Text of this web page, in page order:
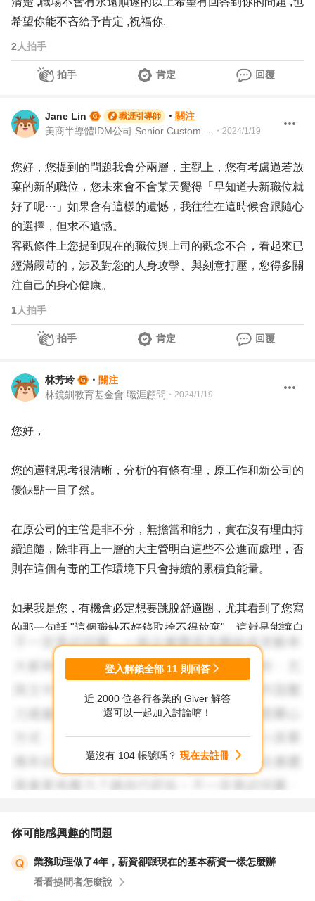
希望你能不吝給予肯定 ,祝福你.
2 人拍手
拍手 肯定 回覆
Jane Lin 職涯引導師 ・ 關注
・ 2024/1/19
您好，您提到的問題我會分兩層，主觀上，您有考慮過若放
棄的新的職位，您未來會不會某天覺得「早知道去新職位就
好了呢⋯」如果會有這樣的遺憾，我往往在這時候會跟隨心
的選擇，但求不遺憾。
客觀條件上您提到現在的職位與上司的觀念不合，看起來已
經滿嚴苛的，涉及對您的人身攻擊、與刻意打壓，您得多關
注自己的身心健康。
1 人拍手
拍手 肯定 回覆
林芳玲 ・ 關注
林鏡釧教育基金會 職涯顧問 ・ 2024/1/19
您好，
您的邏輯思考很清晰，分析的有條有理，原工作和新公司的
優缺點一目了然。
在原公司的主管是非不分，無擔當和能力，實在沒有理由持
續追隨，除非再上一層的大主管明白這些不公進而處理，否
則在這個有毒的工作環境下只會持續的累積負能量。
如果我是您，有機會必定想要跳脫舒適圈，尤其看到了您寫
的那一句話 "這個職缺不好錄取捨不得放棄"，這就是能讓自
己有轉變的動力。
年齡不是問題! 況且您還不到40，在我來看都還年輕而且前
途大好，應該更趁此人生日正當中的時候再捲起袖子好好拚
登入解鎖全部 11 則回答
近 2000 位各行各業的 Giver 解答
還可以一起加入討論唷！
還沒有 104 帳號嗎？ 現在去註冊
你可能感興趣的問題
業務助理做了4年，薪資卻跟現在的基本薪資一樣怎麼辦
看看提問者怎麼說